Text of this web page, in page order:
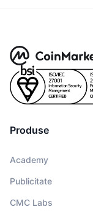
Produse
Academy
Publicitate
CMC Labs